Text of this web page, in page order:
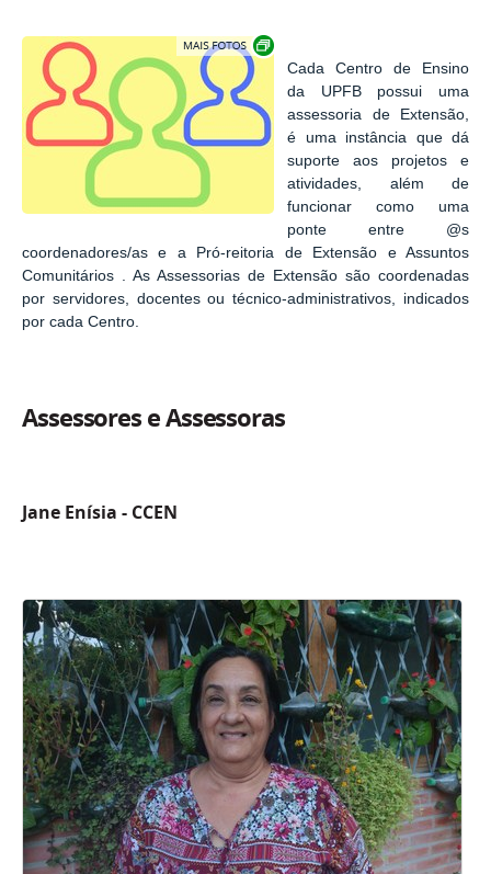
Cada Centro de Ensino
da UPFB possui uma
assessoria de Extensão,
é uma instância que dá
suporte aos projetos e
atividades, além de
funcionar como uma
ponte entre @s
coordenadores/as e a Pró-reitoria de Extensão e Assuntos
Comunitários . As Assessorias de Extensão são coordenadas
por servidores, docentes ou técnico-administrativos, indicados
por cada Centro.
Assessores e Assessoras
Jane Enísia - CCEN